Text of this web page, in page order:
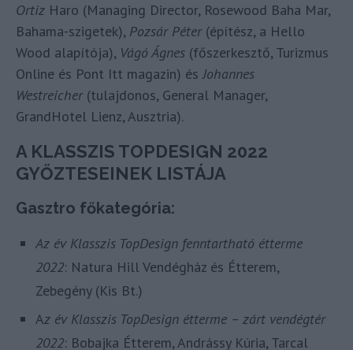
Ortiz Haro (Managing Director, Rosewood Baha Mar,
Bahama-szigetek), Pozsár Péter(építész, a Hello
Wood alapítója), Vágó Ágnes (főszerkesztő, Turizmus
Online és Pont Itt magazin) ésJohannes
Westreicher(tulajdonos, General Manager,
GrandHotel Lienz, Ausztria).
A KLASSZIS TOPDESIGN 2022
GYŐZTESEINEK LISTÁJA
Gasztro főkategória:
Az év Klasszis TopDesign fenntartható étterme
2022: Natura Hill Vendégház és Étterem,
Zebegény (Kis Bt.)
Az év Klasszis TopDesign étterme – zárt vendégtér
2022: Bobajka Étterem, Andrássy Kúria, Tarcal